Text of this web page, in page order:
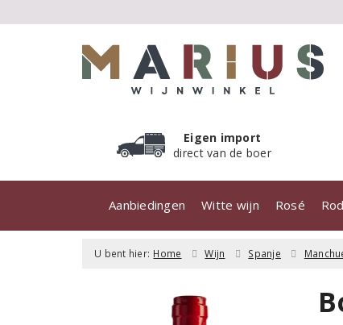
Eigen import
direct van de boer
Aanbiedingen Witte wijn Rosé
U bent hier: Home Wijn Spanje